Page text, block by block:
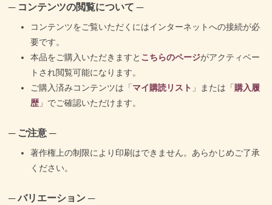
─ コンテンツの閲覧について ─
コンテンツをご覧いただくにはインターネットへの接続が必
要です。
本品をご購入いただきますと こちらのページがアクティベー
トされ閲覧可能になります。
ご購入済みコンテンツは「マイ購読リスト 」または「購入履
歴 」でご確認いただけます。
─ ご注意 ─
著作権上の制限により印刷はできません。あらかじめご了承
ください。
─ バリエーション ─